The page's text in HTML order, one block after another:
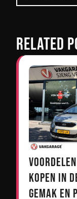
navigatie
Related
Kopen in
Gemak